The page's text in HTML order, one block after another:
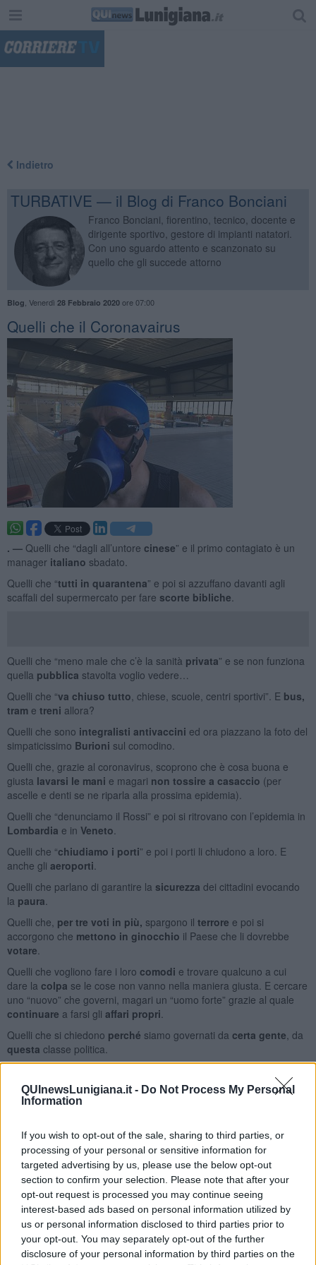
QUInewsLunigiana.it - Do Not Process My Personal
Information
If you wish to opt-out of the sale, sharing to third parties, or
processing of your personal or sensitive information for
targeted advertising by us, please use the below opt-out
section to confirm your selection. Please note that after your
opt-out request is processed you may continue seeing
interest-based ads based on personal information utilized by
us or personal information disclosed to third parties prior to
your opt-out. You may separately opt-out of the further
disclosure of your personal information by third parties on the
Indietro
TURBATIVE — il Blog di Franco Bonciani
Franco Bonciani, fiorentino, tecnico, docente e
dirigente sportivo, gestore di impianti natatori.
Con uno sguardo attento e scanzonato su
quello che gli succede attorno
Blog Venerdì 28 Febbraio 2020ore 07:00
Quelli che il Coronavairus
. — Quelli che “dagli all’untore cinese” e il primo contagiato è un
manager italiano sbadato.
Quelli che “tutti in quarantena” e poi si azzuffano davanti agli
scaffali del supermercato per fare scorte bibliche
Quelli che “meno male che c’è la sanità privata” e se non funziona
quella pubblica stavolta voglio vedere…
Quelli che “va chiuso tutto , chiese, scuole, centri sportivi”. E bus,
tram e treni allora?
Quelli che sono integralisti antivaccini ed ora piazzano la foto del
simpaticissimo Burioni sul comodino.
Quelli che, grazie al coronavirus, scoprono che è cosa buona e
giusta lavarsi le mani e magari non tossire a casaccio (per
ascelle e denti se ne riparla alla prossima epidemia).
Quelli che “denunciamo il Rossi” e poi si ritrovano con l’epidemia in
Lombardia e in Veneto
Quelli che “chiudiamo i porti” e poi i porti li chiudono a loro. E
anche gli aeroporti
Quelli che parlano di garantire la sicurezza dei cittadini evocando
la paura
Quelli che, per tre voti in più, spargono il terrore e poi si
accorgono che mettono in ginocchio il Paese che li dovrebbe
votare
Quelli che vogliono fare i loro comodi e trovare qualcuno a cui
dare la colpa se le cose non vanno nella maniera giusta. E cercare
uno “nuovo” che governi, magari un “uomo forte” grazie al quale
continuare a farsi gli affari propri
Quelli che si chiedono perché siamo governati da certa gente , da
questa classe politica.
amuchina gel, possiamotenerla alla larga.
Franco Bonciani
© Riproduzione riservata
Se vuoi leggere le notizie principali della Toscana iscriviti alla
Newsletter QUInews - ToscanaMedia.Arriva gratis tutti i giorni
alle 20:00 direttamente nella tua casella di posta.